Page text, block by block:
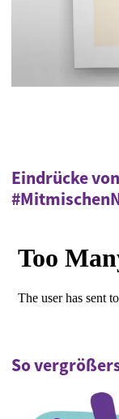
Eindrücke
So